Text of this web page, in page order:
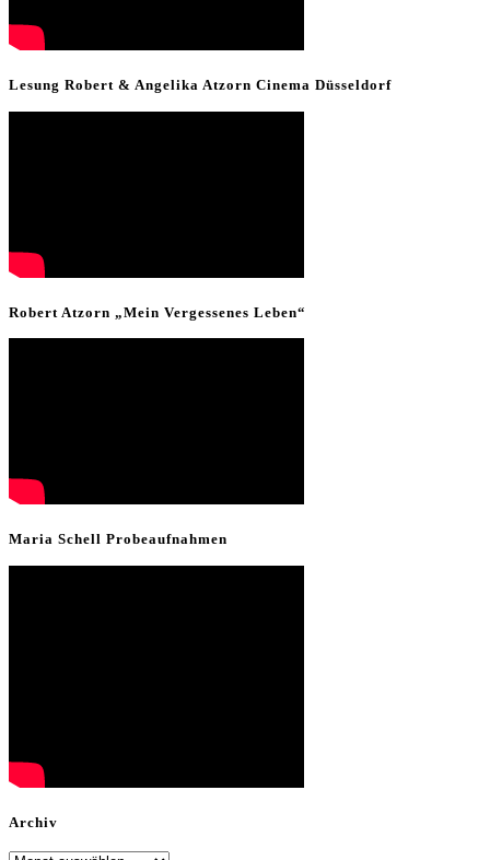
Lesung Robert & Angelika Atzorn Cinema Düsseldorf
Robert Atzorn „Mein Vergessenes Leben“
Maria Schell Probeaufnahmen
Archiv